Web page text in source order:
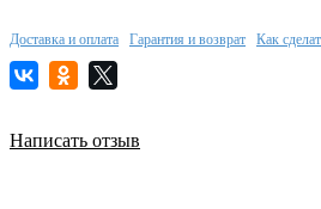
Доставка и оплата Гарантия и возврат Как
Написать отзыв